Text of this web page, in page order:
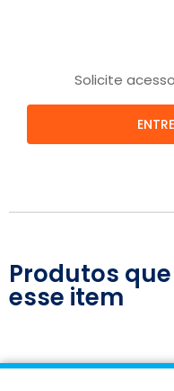
Solicite
Produtos
esse item